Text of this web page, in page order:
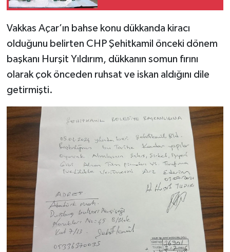
Vakkas Açar’ın bahse konu dükkanda kiracı
olduğunu belirten CHP Şehitkamil önceki dönem
başkanı Hurşit Yıldırım, dükkanın somun fırını
olarak çok önceden ruhsat ve iskan aldığını dile
getirmişti.
Yemek